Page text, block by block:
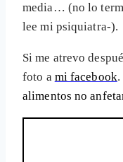
media… (no lo
lee mi psiquiatra-).
Si me atrevo
foto a mi facebook.
alimentos no